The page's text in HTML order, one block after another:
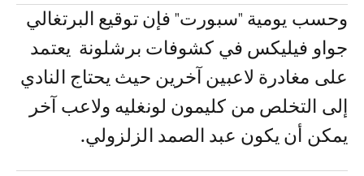
وحسب يومية "سبورت" فإن توقيع البرتغالي
جواو فيليكس في كشوفات برشلونة يعتمد
على مغادرة لاعبين آخرين حيث يحتاج النادي
إلى التخلص من كليمون لونغليه ولاعب آخر
يمكن أن يكون عبد الصمد الزلزولي.